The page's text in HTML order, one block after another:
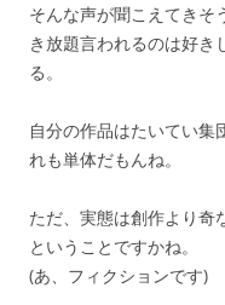
そんな声が聞こえてきそ
き放題言われるのは好き
る。
自分の作品はたいてい集
れも単体だもんね。
ただ、実態は創作より奇
ということですかね。
(あ、フィクションです)